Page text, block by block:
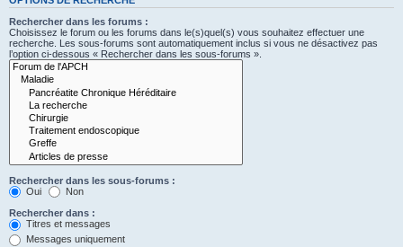
Rechercher dans les forums :
Choisissez le forum ou les forums dans le(s)quel(s) vous souhaitez effectuer une
recherche. Les sous-forums sont automatiquement inclus si vous ne désactivez pas
l’option ci-dessous « Rechercher dans les sous-forums ».
Rechercher dans les sous-forums :
Oui
Non
Rechercher dans :
Titres et messages
Messages uniquement